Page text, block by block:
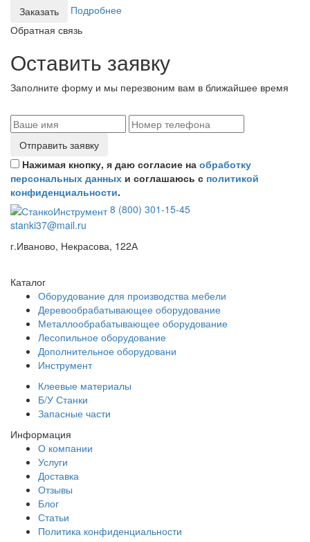
Заказать
Подробнее
Обратная связь
Оставить заявку
Заполните форму и мы перезвоним вам в ближайшее время
Отправить заявку
Нажимая кнопку, я даю согласие на обработку
персональных данных и соглашаюсь с политикой
конфиденциальности.
8 (800) 301-15-45
stanki37@mail.ru
г.Иваново, Некрасова, 122А
Каталог
Оборудование для производства мебели
Деревообрабатывающее оборудование
Металлообрабатывающее оборудование
Лесопильное оборудование
Дополнительное оборудовани
Инструмент
Клеевые материалы
Б/У Станки
Запасные части
Информация
О компании
Услуги
Доставка
Отзывы
Блог
Статьи
Политика конфиденциальности